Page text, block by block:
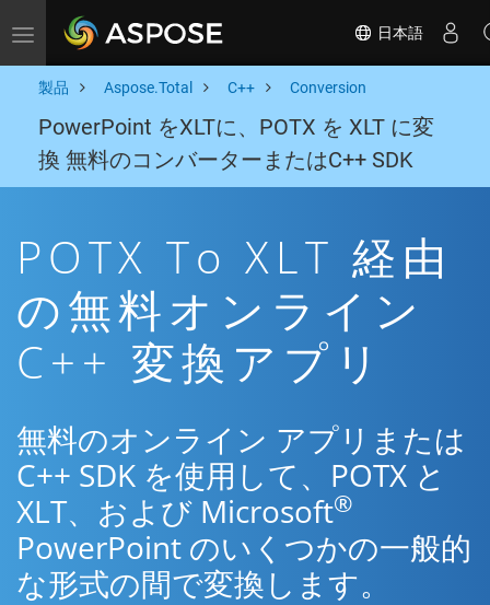
Toggle navigation 日本語
製品 Aspose.Total C++ Conversion
PowerPoint をXLTに、POTX を XLT に変
換 無料のコンバーターまたはC++ SDK
POTX To XLT 経由
の無料オンライン
C++ 変換アプリ
無料のオンライン アプリまたは
C++ SDK を使用して、POTX と
XLT、および Microsoft®
PowerPoint のいくつかの一般的
な形式の間で変換します。